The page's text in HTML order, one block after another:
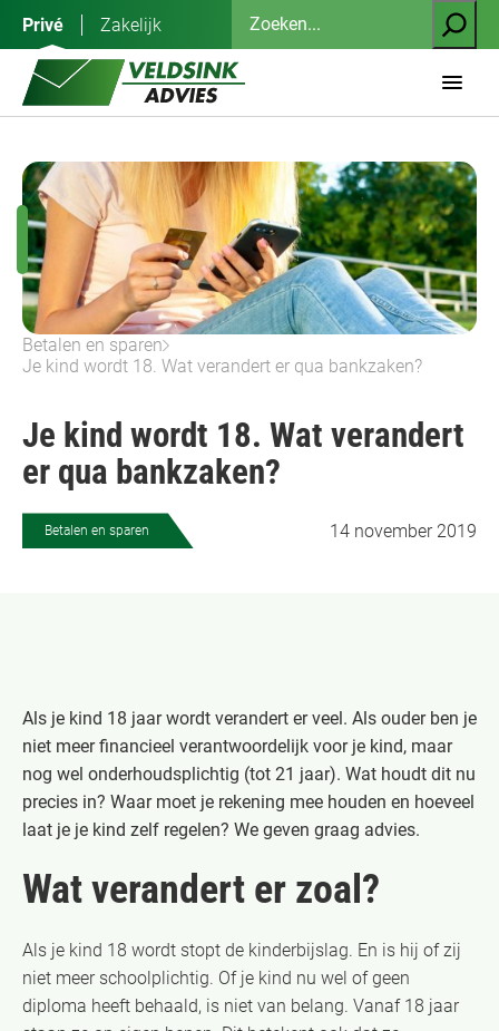
inhoud
Privé Zakelijk
Zoeken
Betalen en sparen
Je kind wordt 18. Wat verandert er qua bankzaken?
Je kind wordt 18. Wat verandert
er qua bankzaken?
Betalen en sparen 14 november 2019
Als je kind 18 jaar wordt verandert er veel. Als ouder ben je
niet meer financieel verantwoordelijk voor je kind, maar
nog wel onderhoudsplichtig (tot 21 jaar). Wat houdt dit nu
precies in? Waar moet je rekening mee houden en hoeveel
laat je je kind zelf regelen? We geven graag advies.
Wat verandert er zoal?
Als je kind 18 wordt stopt de kinderbijslag. En is hij of zij
niet meer schoolplichtig. Of je kind nu wel of geen
diploma heeft behaald, is niet van belang. Vanaf 18 jaar